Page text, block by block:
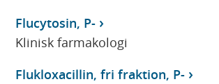
Flucytosin, P-
Klinisk farmakologi
Flukloxacillin, fri fraktion, P-